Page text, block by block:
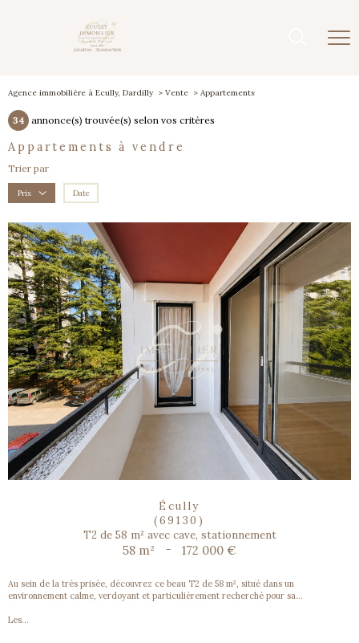
Agence immobilière à Ecully, Dardilly Vente Appartements
34 annonce(s) trouvée(s) selon vos critères
appartements à vendre
Trier par
Prix Date
Écully
(69130)
T2 de 58 m² avec cave, stationnement
58 m² - 172 000 €
Au sein de la très prisée, découvrez ce beau T2 de 58 m², situé dans un
environnement calme, verdoyant et particulièrement recherché pour sa...
Les...